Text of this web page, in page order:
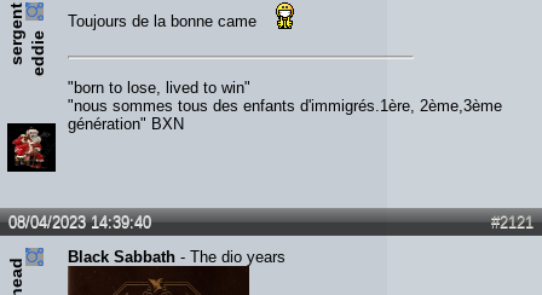
s
e
rg
e
n
t
e
d
d
ie
Toujours de la bonne came
"born to lose, lived to win"
"nous sommes tous des enfants d'immigrés.1ère, 2ème,3ème
génération" BXN
#2121
08/04/2023 14:39:40
Black Sabbath - The dio years